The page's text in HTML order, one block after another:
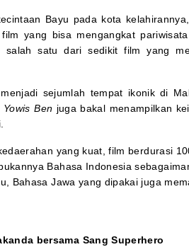
Bayu pada kota
yang bisa mengangkat
salah satu dari sedikit film yang
sejumlah tempat ikonik di
Yowis Ben juga bakal menampilkan
yang kuat, film berdurasi
Bahasa Indonesia
Bahasa Jawa yang dipakai juga
bersama Sang Superhero